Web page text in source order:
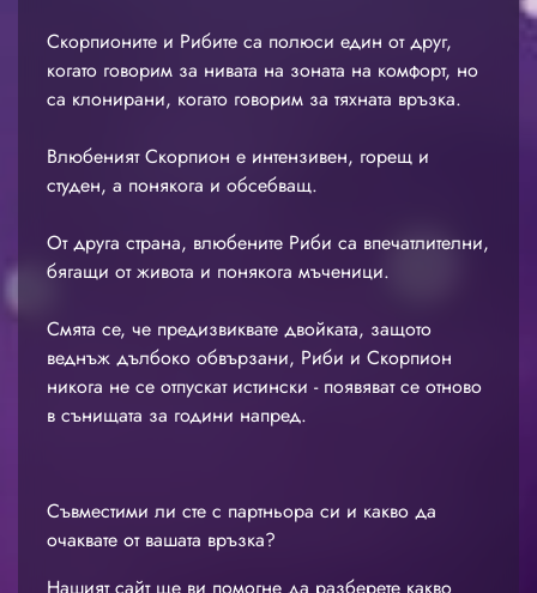
Скорпионите и Рибите са полюси един от друг,
когато говорим за нивата на зоната на комфорт, но
са клонирани, когато говорим за тяхната връзка.
Влюбеният Скорпион е интензивен, горещ и
студен, а понякога и обсебващ.
От друга страна, влюбените Риби са впечатлителни,
бягащи от живота и понякога мъченици.
Смята се, че предизвиквате двойката, защото
веднъж дълбоко обвързани, Риби и Скорпион
никога не се отпускат истински - появяват се отново
в сънищата за години напред.
Съвместими ли сте с партньора си и какво да
очаквате от вашата връзка?